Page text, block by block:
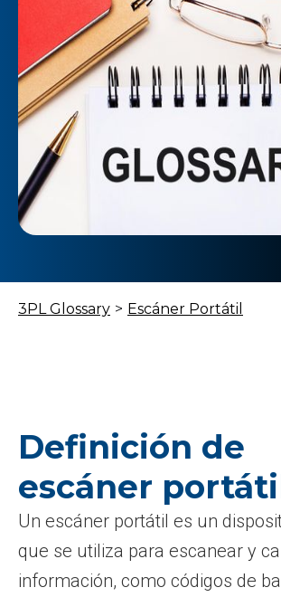
3PL Glossary > Escáner Portátil
Definición de
escáner
Un escáner portátil es un
que se utiliza para escanear y
información, como códigos de